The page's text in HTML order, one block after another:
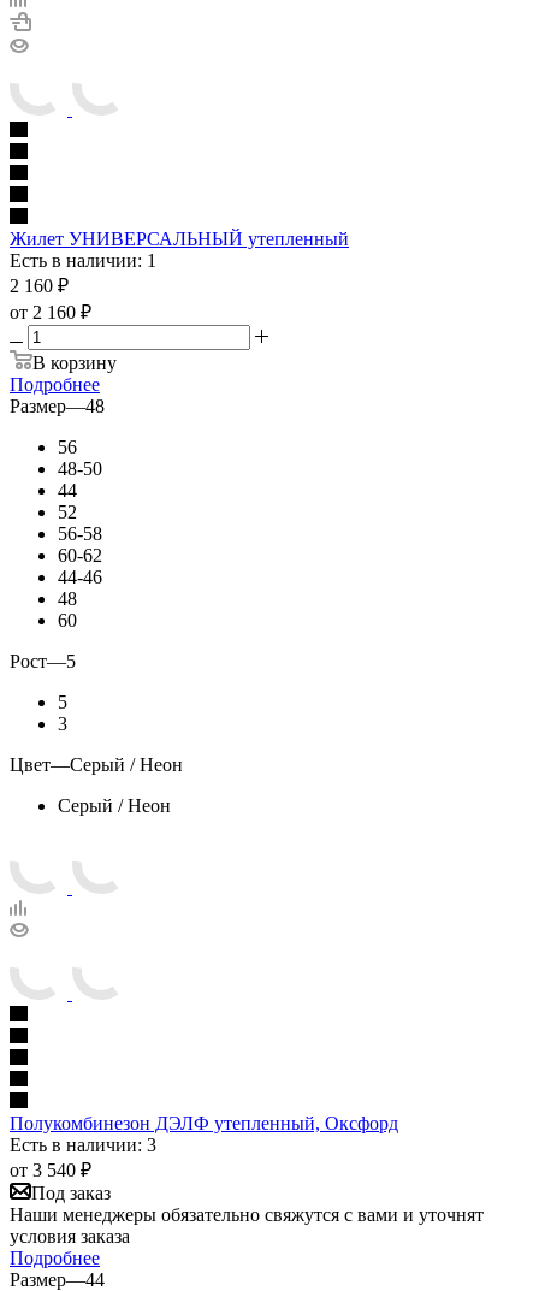
Жилет УНИВЕРСАЛЬНЫЙ утепленный
Есть в наличии: 1
2 160 ₽
от 2 160 ₽
В корзину
Подробнее
Размер—48
56
48-50
44
52
56-58
60-62
44-46
48
60
Рост—5
5
3
Цвет—Серый / Неон
Серый / Неон
Полукомбинезон ДЭЛФ утепленный, Оксфорд
Есть в наличии: 3
от 3 540 ₽
Под заказ
Наши менеджеры обязательно свяжутся с вами и уточнят
условия заказа
Подробнее
Размер—44